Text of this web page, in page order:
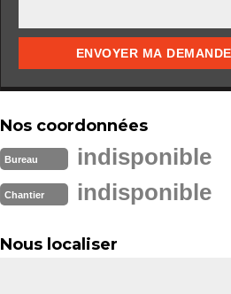
Nos coordonnées
Bureau indisponible
Chantier indisponible
Nous localiser